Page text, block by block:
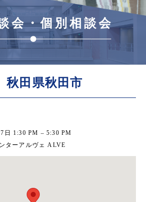
会・個別相談会
秋田県秋田市
日 1:30 PM –5:30 PM
ターアルヴェ ALVE